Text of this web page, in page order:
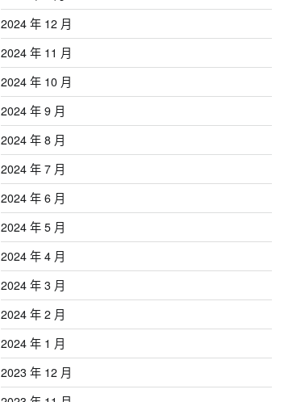
2024 年 12 月
2024 年 11 月
2024 年 10 月
2024 年 9 月
2024 年 8 月
2024 年 7 月
2024 年 6 月
2024 年 5 月
2024 年 4 月
2024 年 3 月
2024 年 2 月
2024 年 1 月
2023 年 12 月